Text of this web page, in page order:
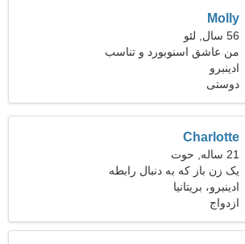
Molly
56 سال, لئو
من عاشق اسنوبورد و تناسب
اندام هستم
ادینبرو
دوستی
Charlotte
21 ساله, حوت
یک زن باز که به دنبال رابطه
است
ادینبرو، بریتانیا
ازدواج